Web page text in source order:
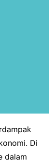
Di
dalam